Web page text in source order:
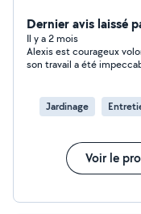
aide pour les
terrasse, cour,
Dernier avis laissé
Il y a 2 mois
Alexis est courageux
son travail a été
Jardinage
Voir le